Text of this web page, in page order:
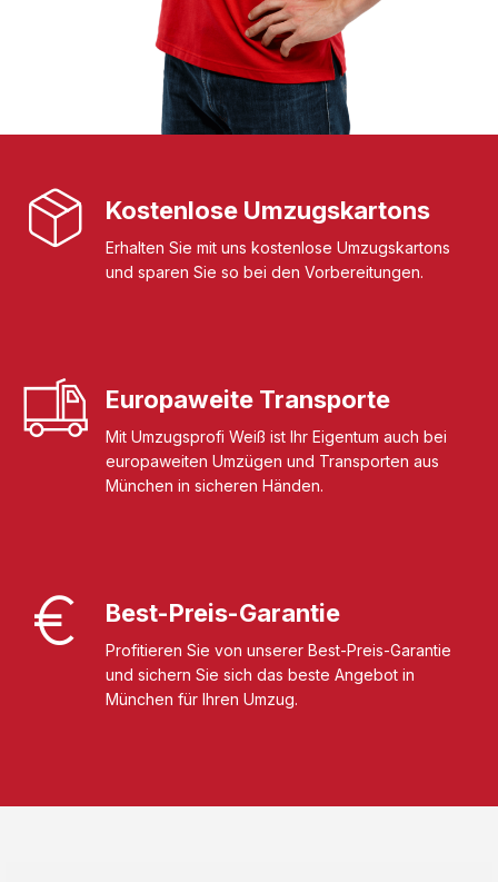
Kostenlose Umzugskartons
Erhalten Sie mit uns kostenlose Umzugskartons
und sparen Sie so bei den Vorbereitungen.
Europaweite Transporte
Mit Umzugsprofi Weiß ist Ihr Eigentum auch bei
europaweiten Umzügen und Transporten aus
München in sicheren Händen.
Best-Preis-Garantie
Profitieren Sie von unserer Best-Preis-Garantie
und sichern Sie sich das beste Angebot in
München für Ihren Umzug.